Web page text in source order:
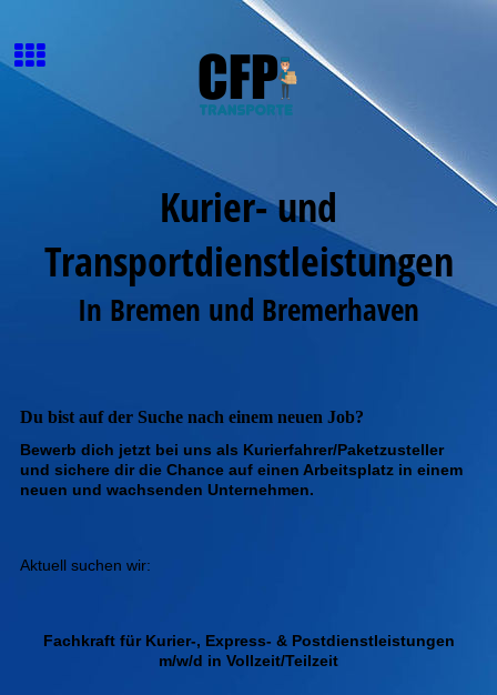
Kurier- und
Transportdienstleistungen
In Bremen und Bremerhaven
Du bist auf der Suche nach einem neuen Job?
Bewerb dich jetzt bei uns als Kurierfahrer/Paketzusteller
und sichere dir die Chance auf einen Arbeitsplatz in einem
neuen und wachsenden Unternehmen.
Aktuell suchen wir:
Fachkraft für Kurier-, Express- & Postdienstleistungen
m/w/d in Vollzeit/Teilzeit